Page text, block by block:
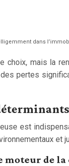
dans
choix, mais la
pertes
est
moteur de